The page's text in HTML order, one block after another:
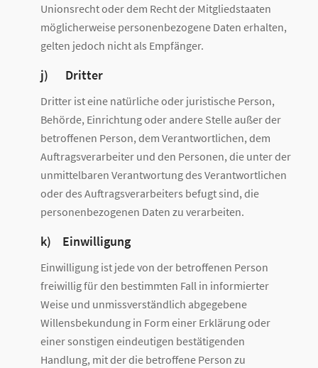
Unionsrecht oder dem Recht der Mitgliedstaaten
möglicherweise personenbezogene Daten erhalten,
gelten jedoch nicht als Empfänger.
j) Dritter
Dritter ist eine natürliche oder juristische Person,
Behörde, Einrichtung oder andere Stelle außer der
betroffenen Person, dem Verantwortlichen, dem
Auftragsverarbeiter und den Personen, die unter der
unmittelbaren Verantwortung des Verantwortlichen
oder des Auftragsverarbeiters befugt sind, die
personenbezogenen Daten zu verarbeiten.
k) Einwilligung
Einwilligung ist jede von der betroffenen Person
freiwillig für den bestimmten Fall in informierter
Weise und unmissverständlich abgegebene
Willensbekundung in Form einer Erklärung oder
einer sonstigen eindeutigen bestätigenden
Handlung, mit der die betroffene Person zu